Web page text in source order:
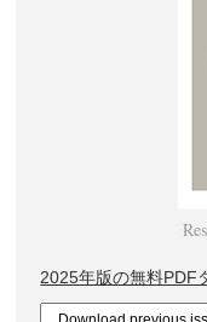
2025年版の無料PDF